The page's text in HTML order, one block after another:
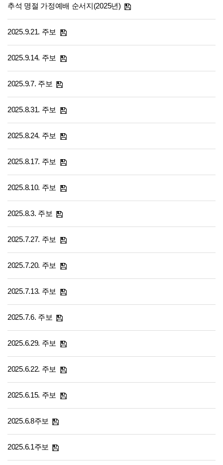
추석 명절 가정예배 순서지(2025년)
2025.9.21. 주보
2025.9.14. 주보
2025.9.7. 주보
2025.8.31. 주보
2025.8.24. 주보
2025.8.17. 주보
2025.8.10. 주보
2025.8.3. 주보
2025.7.27. 주보
2025.7.20. 주보
2025.7.13. 주보
2025.7.6. 주보
2025.6.29. 주보
2025.6.22. 주보
2025.6.15. 주보
2025.6.8주보
2025.6.1주보